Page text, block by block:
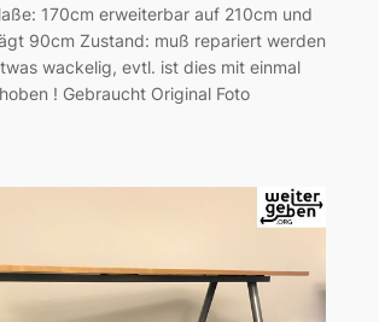
170cm erweiterbar auf 210cm und
90cm Zustand: muß repariert werden
wackelig, evtl. ist dies mit einmal
! Gebraucht Original Foto